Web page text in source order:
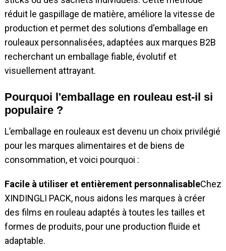
réduit le gaspillage de matière, améliore la vitesse de
production et permet des solutions d'emballage en
rouleaux personnalisées, adaptées aux marques B2B
recherchant un emballage fiable, évolutif et
visuellement attrayant.
Pourquoi l'emballage en rouleau est-il si
populaire ?
L’emballage en rouleaux est devenu un choix privilégié
pour les marques alimentaires et de biens de
consommation, et voici pourquoi :
Facile à utiliser et entièrement personnalisableChez
XINDINGLI PACK, nous aidons les marques à créer
des films en rouleau adaptés à toutes les tailles et
formes de produits, pour une production fluide et
adaptable.